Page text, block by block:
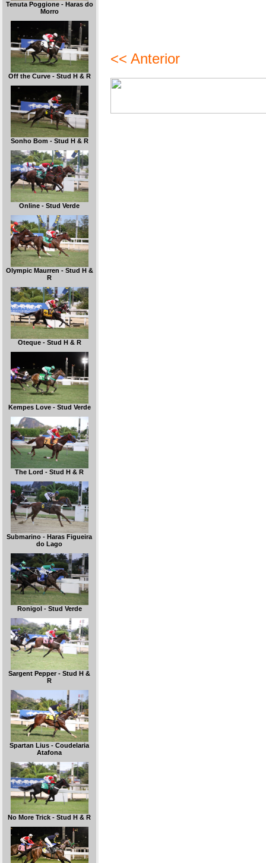
Tenuta Poggione - Haras do
Morro
Off the Curve - Stud H & R
Sonho Bom - Stud H & R
Online - Stud Verde
Olympic Maurren - Stud H &
R
Oteque - Stud H & R
Kempes Love - Stud Verde
The Lord - Stud H & R
Submarino - Haras Figueira
do Lago
Ronigol - Stud Verde
Sargent Pepper - Stud H &
R
Spartan Lius - Coudelaria
Atafona
No More Trick - Stud H & R
<< Anterior